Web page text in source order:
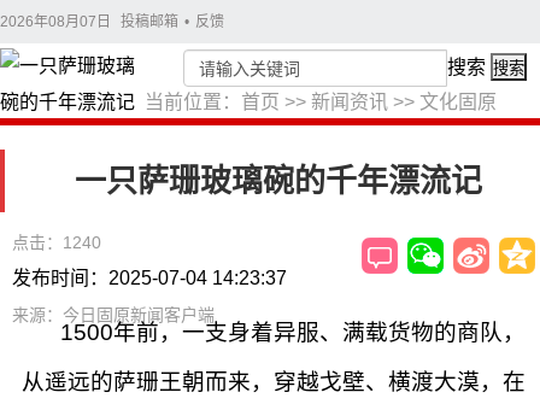
2026年08月07日 投稿邮箱 • 反馈
当前位置： 首页 >> 新闻资讯 >> 文化固原
搜索 搜索
一只萨珊玻璃碗的千年漂流记
点击：1240
发布时间：2025-07-04 14:23:37
来源：今日固原新闻客户端
1500年前，一支身着异服、满载货物的商队，
从遥远的萨珊王朝而来，穿越戈壁、横渡大漠，在